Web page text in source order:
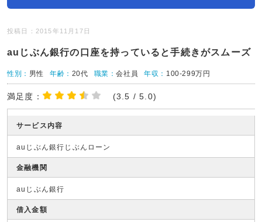
投稿日：2015年11月17日
auじぶん銀行の口座を持っていると手続きがスムーズ
性別： 男性 年齢： 20代 職業：会社員 年収： 100-299万円
満足度： (3.5 / 5.0)
サービス内容
auじぶん銀行じぶんローン
金融機関
auじぶん銀行
借入金額